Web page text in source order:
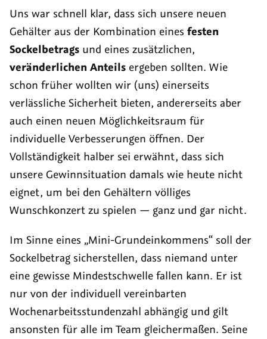
Uns war schnell klar, dass sich unsere neuen
Gehälter aus der Kombination eines festen
Sockelbetrags und eines zusätzlichen,
veränderlichen Anteils ergeben sollten. Wie
schon früher wollten wir (uns) einerseits
verlässliche Sicherheit bieten, andererseits aber
auch einen neuen Möglichkeitsraum für
individuelle Verbesserungen öffnen. Der
Vollständigkeit halber sei erwähnt, dass sich
unsere Gewinnsituation damals wie heute nicht
eignet, um bei den Gehältern völliges
Wunschkonzert zu spielen — ganz und gar nicht.
Im Sinne eines „Mini-Grundeinkommens“ soll der
Sockelbetrag sicherstellen, dass niemand unter
eine gewisse Mindestschwelle fallen kann. Er ist
nur von der individuell vereinbarten
Wochenarbeitsstundenzahl abhängig und gilt
ansonsten für alle im Team gleichermaßen. Seine